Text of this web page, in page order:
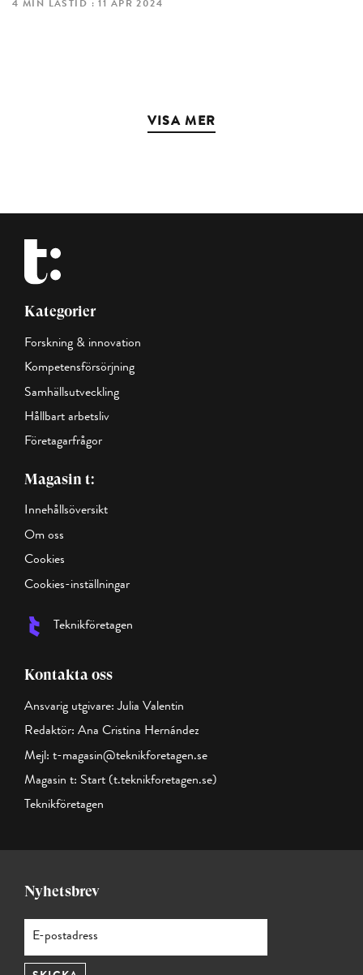
4 MIN LÄSTID : 11 APR 2024
VISA MER
Kategorier
Forskning & innovation
Kompetensförsörjning
Samhällsutveckling
Hållbart arbetsliv
Företagarfrågor
Magasin t:
Innehållsöversikt
Om oss
Cookies
Cookies-inställningar
Teknikföretagen
Kontakta oss
Ansvarig utgivare: Julia Valentin
Redaktör: Ana Cristina Hernández
Mejl: t-magasin@teknikforetagen.se
Magasin t: Start (t.teknikforetagen.se)
Teknikföretagen
Nyhetsbrev